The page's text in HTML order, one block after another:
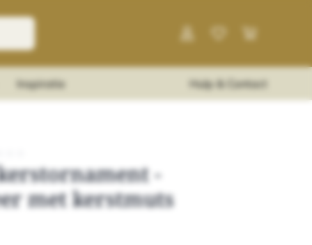
Inspiratie Hulp & Contact
-
met kerstmuts